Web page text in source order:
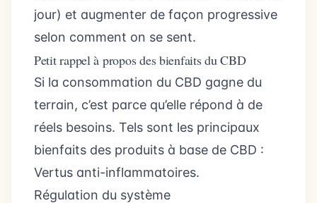
jour) et augmenter de façon progressive
selon comment on se sent.
Petit rappel à propos des bienfaits du CBD
Si la consommation du CBD gagne du
terrain, c’est parce qu’elle répond à de
réels besoins. Tels sont les principaux
bienfaits des produits à base de CBD :
Vertus anti-inflammatoires.
Régulation du système